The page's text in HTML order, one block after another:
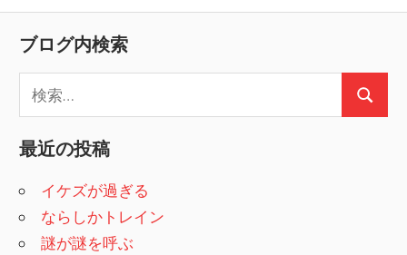
ブログ内検索
検
索
:
検
最近の投稿
イケズが過ぎる
ならしかトレイン
謎が謎を呼ぶ